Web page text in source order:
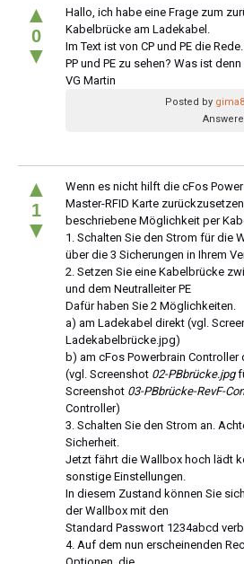
▲
0
▼
Hallo, ich habe eine Frage zum
Kabelbrücke am Ladekabel.
Im Text ist von CP und PE die
PP und PE zu sehen? Was ist
VG Martin
Posted by
▲
1
▼
Wenn es nicht hilft die cFos
Master-RFID Karte
beschriebene Möglichkeit per
1. Schalten Sie den Strom für die
über die 3 Sicherungen in Ihrem
2. Setzen Sie eine Kabelbrücke
und dem Neutralleiter PE
Dafür haben Sie 2 Möglichkeiten.
a) am Ladekabel direkt (vgl.
Ladekabelbrücke.jpg)
b) am cFos Powerbrain Controller
(vgl. Screenshot 02-PBbrücke.jpg
Screenshot 03-PBbrücke-RevF-
Controller)
3. Schalten Sie den Strom an.
Sicherheit.
Jetzt fährt die Wallbox hoch lädt
sonstige Einstellungen.
In diesem Zustand können Sie
der Wallbox mit den
Standard Passwort 1234abcd
4. Auf dem nun erscheinenden